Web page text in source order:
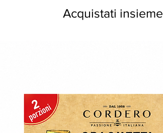
Acquistati insieme